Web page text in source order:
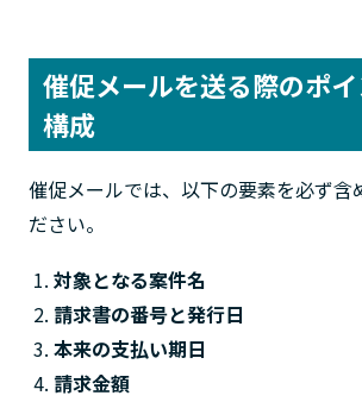
催促メールを送る際のポ
構成
催促メールでは、以下の要素を必ず含
ださい。
対象となる案件名
請求書の番号と発行日
本来の支払い期日
請求金額